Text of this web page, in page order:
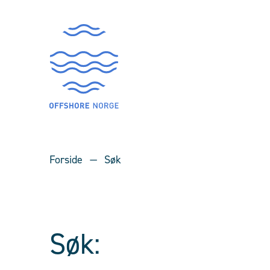
Forside Søk
Søk: